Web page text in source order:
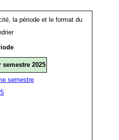
la période et le format du
semestre 2025
semestre